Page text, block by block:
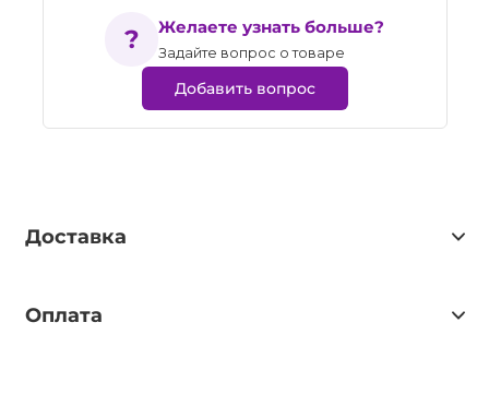
Желаете узнать больше?
Задайте вопрос о товаре
Добавить вопрос
Доставка
Оплата